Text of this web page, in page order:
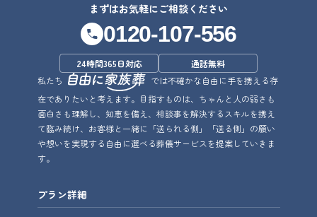
まずはお気軽にご相談ください
0120-107-556
24時間365日対応
通話無料
私たち
では不確かな自由に手を携える存
在でありたいと考えます。目指すものは、ちゃんと人の弱さも
面白さも理解し、知恵を備え、相談事を解決するスキルを携え
て臨み続け、お客様と一緒に「送られる側」「送る側」の願い
や想いを実現する自由に選べる葬儀サービスを提案していきま
す。
プラン詳細